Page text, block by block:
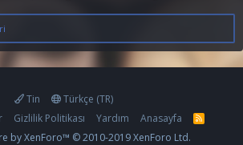
Tin
Türkçe (TR)
Gizlilik Politikası Yardım Anasayfa
R
S
by XenForo™ © 2010-2019 XenForo Ltd.